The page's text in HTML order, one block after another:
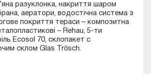
разуклонка, накриття шаром
аератори, водостічна система з
покриття тераси – композитна
– Rehau, 5-ти
Ecosol 70, склопакет c
склом Glas Trösch.